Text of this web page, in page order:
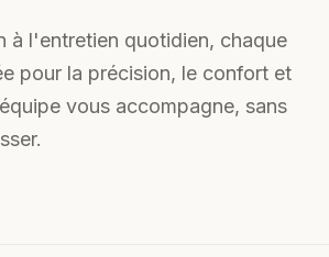
à l'entretien quotidien, chaque
pour la précision, le confort et
vous accompagne, sans